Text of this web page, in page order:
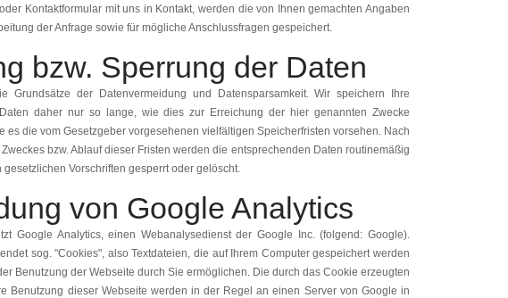
Kontaktformular mit uns in Kontakt, werden die von Ihnen gemachten Angaben
der Anfrage sowie für mögliche Anschlussfragen gespeichert.
bzw. Sperrung der Daten
Grundsätze der Datenvermeidung und Datensparsamkeit. Wir speichern Ihre
daher nur so lange, wie dies zur Erreichung der hier genannten Zwecke
es die vom Gesetzgeber vorgesehenen vielfältigen Speicherfristen vorsehen. Nach
bzw. Ablauf dieser Fristen werden die entsprechenden Daten routinemäßig
Vorschriften gesperrt oder gelöscht.
von Google Analytics
Google Analytics, einen Webanalysedienst der Google Inc. (folgend: Google).
sog. "Cookies", also Textdateien, die auf Ihrem Computer gespeichert werden
Benutzung der Webseite durch Sie ermöglichen. Die durch das Cookie erzeugten
Benutzung dieser Webseite werden in der Regel an einen Server von Google in